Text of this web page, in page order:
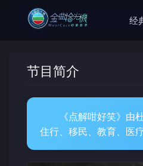
经
节目简介
《点解咁好笑》
住行、移民、教育、医